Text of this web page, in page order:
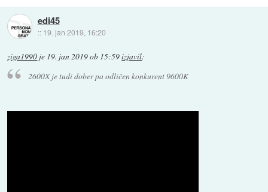
edi45
:: 19. jan 2019, 16:20
ziga1990 je 19. jan 2019 ob 15:59izjavil:
2600X je tudi dober pa odličen konkurent 9600K